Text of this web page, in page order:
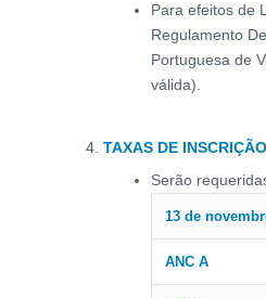
Para efeitos de
Regulamento
Portuguesa de
válida).
TAXAS DE INSCRIÇÃO
Serão
13 de
ANC A